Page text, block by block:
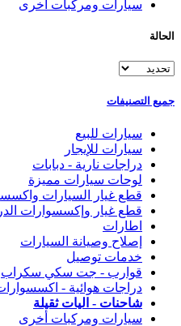
سيارات ومركبات أخرى
الحالة
جميع التصنيفات
سيارات للبيع
سيارات للإيجار
دراجات نارية - دبابات
لوحات سيارات مميزة
قطع غيار السيارات
قطع غيار وإكسسوارات
اطارات
إصلاح وصيانة السيارات
خدمات توصيل
قوارب - جت سكي سكراب
دراجات هوائية -
شاحنات - اليات ثقيلة
سيارات ومركبات أخرى